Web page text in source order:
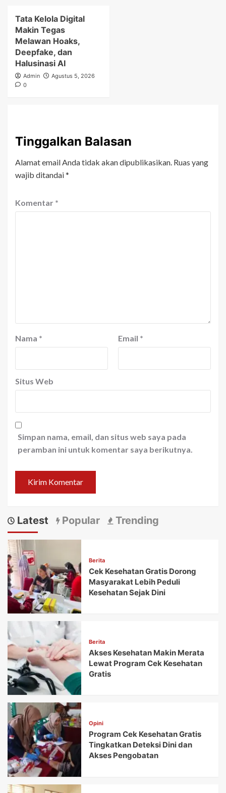
Tata Kelola Digital
Makin Tegas
Melawan Hoaks,
Deepfake, dan
Halusinasi AI
Admin
Agustus 5, 2026
0
Tinggalkan Balasan
Alamat email Anda tidak akan dipublikasikan. Ruas yang
wajib ditandai*
Komentar *
Nama * Email *
Situs Web
Simpan nama, email, dan situs web saya pada
peramban ini untuk komentar saya berikutnya.
Latest Popular Trending
Berita
Cek Kesehatan Gratis Dorong
Masyarakat Lebih Peduli
Kesehatan Sejak Dini
Berita
Akses Kesehatan Makin Merata
Lewat Program Cek Kesehatan
Gratis
Opini
Program Cek Kesehatan Gratis
Tingkatkan Deteksi Dini dan
Akses Pengobatan